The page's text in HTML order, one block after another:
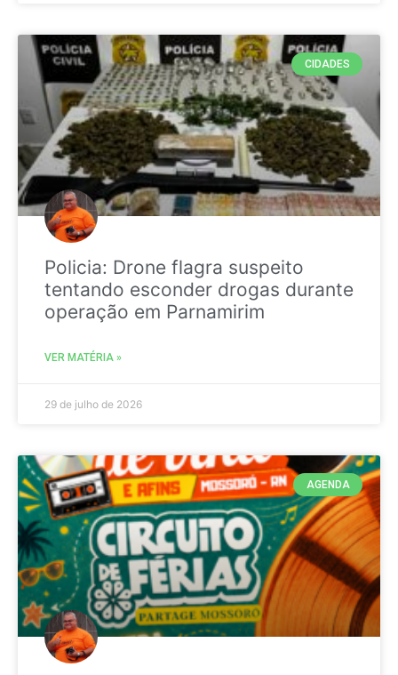
CIDADES
Policia: Drone flagra suspeito
tentando esconder drogas durante
operação em Parnamirim
VER MATÉRIA »
29 de julho de 2026
AGENDA